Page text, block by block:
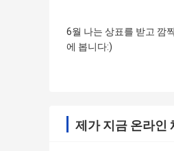
6월 나는 상표를 받고 깜
에 봅니다:)
제가 지금 온라인